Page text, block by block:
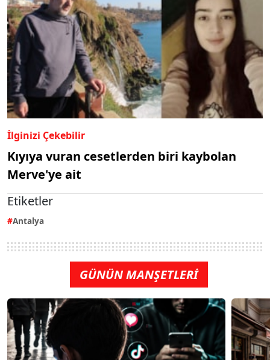
İlginizi Çekebilir
Kıyıya vuran cesetlerden biri kaybolan
Merve'ye ait
Etiketler
Antalya
GÜNÜN MANŞETLERİ